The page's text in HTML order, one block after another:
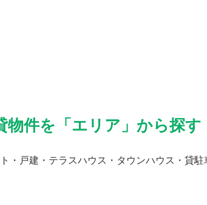
物件を「エリア」から探す
・戸建・テラスハウス・タウンハウス・貸